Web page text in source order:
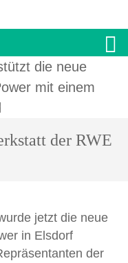

der RWE
jetzt die neue
in Elsdorf
der